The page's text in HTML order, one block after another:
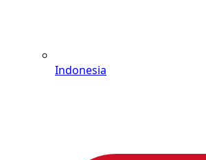
Indonesia